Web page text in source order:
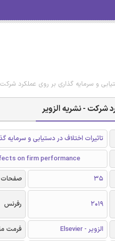
و سرمایه گذاری بر روی عملکرد شرکت
شرکت - نشریه الزویر
تاثیرات اختلاف در دستیابی و سرمایه
on firm performance
35 صفحات
2019 رفرنس
الزویر - Elsevier فرمت